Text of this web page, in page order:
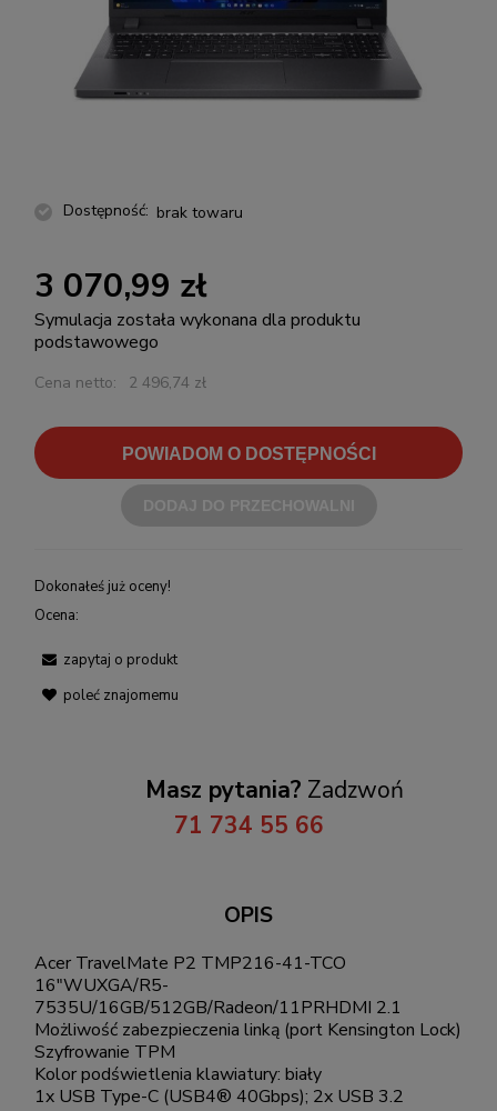
Dostępność: brak towaru
3 070,99 zł
Symulacja została wykonana dla produktu
podstawowego
Cena netto: 2 496,74 zł
POWIADOM O DOSTĘPNOŚCI
Dokonałeś już oceny!
Ocena:
zapytaj o produkt
poleć znajomemu
Masz pytania? Zadzwoń
71 734 55 66
OPIS
Acer TravelMate P2 TMP216-41-TCO
16"WUXGA/R5-
7535U/16GB/512GB/Radeon/11PRHDMI 2.1
Możliwość zabezpieczenia linką (port Kensington Lock)
Szyfrowanie TPM
Kolor podświetlenia klawiatury: biały
1x USB Type-C (USB4® 40Gbps); 2x USB 3.2